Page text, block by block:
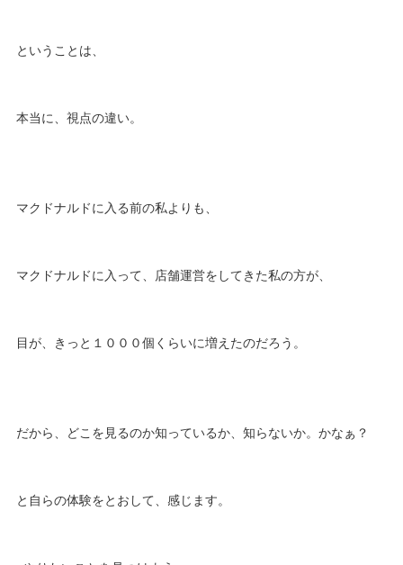
ということは、
本当に、視点の違い。
マクドナルドに入る前の私よりも、
マクドナルドに入って、店舗運営をしてきた私の方が、
目が、きっと１０００個くらいに増えたのだろう。
だから、どこを見るのか知っているか、知らないか。かなぁ？
と自らの体験をとおして、感じます。